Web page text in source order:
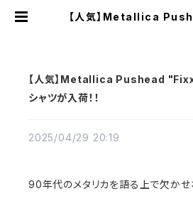
【人気】Metallica
【人気】Metallica Pushead
シャツが入荷！！
2025/04/29 20:19
90年代のメタリカを語る上で欠かせ